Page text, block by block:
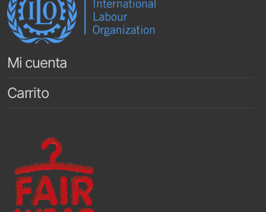
Mi cuenta
Carrito